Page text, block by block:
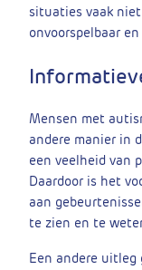
situaties vaak
onvoorspelbaar
Mensen met
andere manier in
een veelheid van
Daardoor is het
aan
te zien en te
Een andere